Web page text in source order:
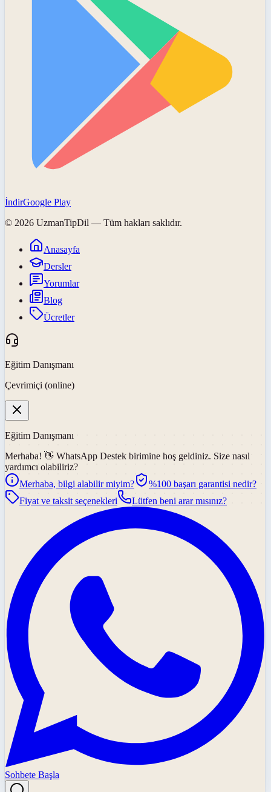
İndirGoogle Play
© 2026 UzmanTipDil — Tüm hakları saklıdır.
Anasayfa
Dersler
Yorumlar
Blog
Ücretler
Eğitim Danışmanı
Çevrimiçi (online)
Eğitim Danışmanı
Merhaba! 👋 WhatsApp Destek birimine hoş geldiniz. Size nasıl
yardımcı olabiliriz?
Merhaba, bilgi alabilir miyim?
%100 başarı garantisi nedir?
Fiyat ve taksit seçenekleri
Lütfen beni arar mısınız?
Sohbete Başla